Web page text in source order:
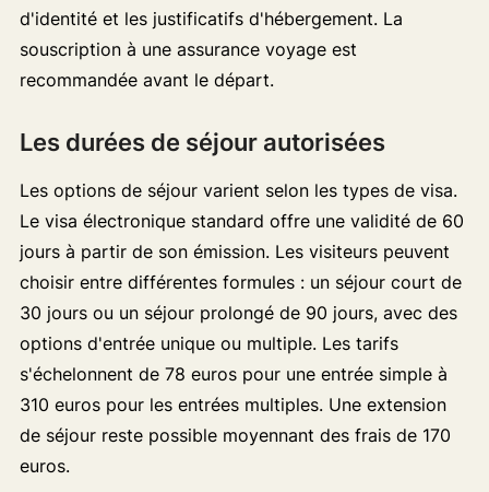
d'identité et les justificatifs d'hébergement. La
souscription à une assurance voyage est
recommandée avant le départ.
Les durées de séjour autorisées
Les options de séjour varient selon les types de visa.
Le visa électronique standard offre une validité de 60
jours à partir de son émission. Les visiteurs peuvent
choisir entre différentes formules : un séjour court de
30 jours ou un séjour prolongé de 90 jours, avec des
options d'entrée unique ou multiple. Les tarifs
s'échelonnent de 78 euros pour une entrée simple à
310 euros pour les entrées multiples. Une extension
de séjour reste possible moyennant des frais de 170
euros.